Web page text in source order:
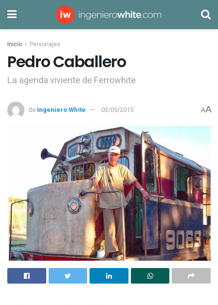
Inicio Personajes
Pedro Caballero
La agenda viviente de Ferrowhite
de Ingeniero White 03/05/2015 AA